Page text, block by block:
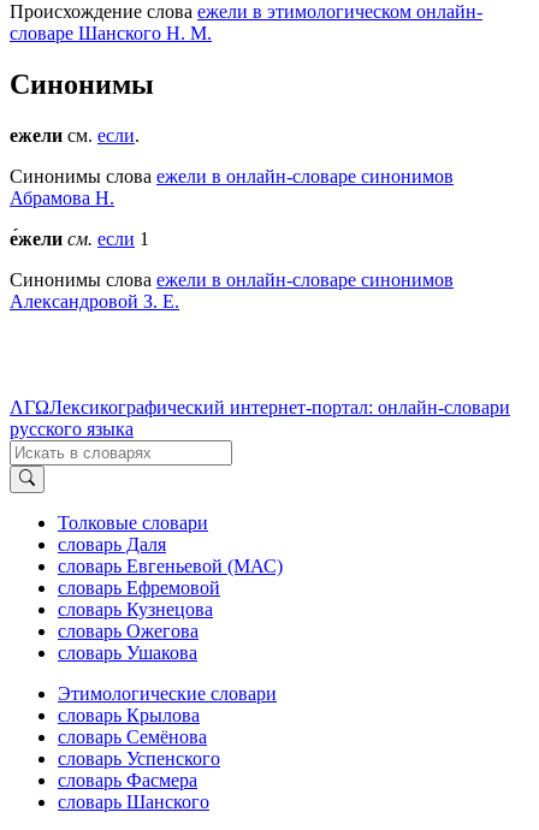
Происхождение слова ежели в этимологическом онлайн-
словаре Шанского Н. М.
Синонимы
ежели см. если.
Синонимы слова ежели в онлайн-словаре синонимов
Абрамова Н.
е́жели см. если 1
Синонимы слова ежели в онлайн-словаре синонимов
Александровой З. Е.
ΛΓΩЛексикографический интернет-портал: онлайн-словари
русского языка
Толковые словари
словарь Даля
словарь Евгеньевой (МАС)
словарь Ефремовой
словарь Кузнецова
словарь Ожегова
словарь Ушакова
Этимологические словари
словарь Крылова
словарь Семёнова
словарь Успенского
словарь Фасмера
словарь Шанского